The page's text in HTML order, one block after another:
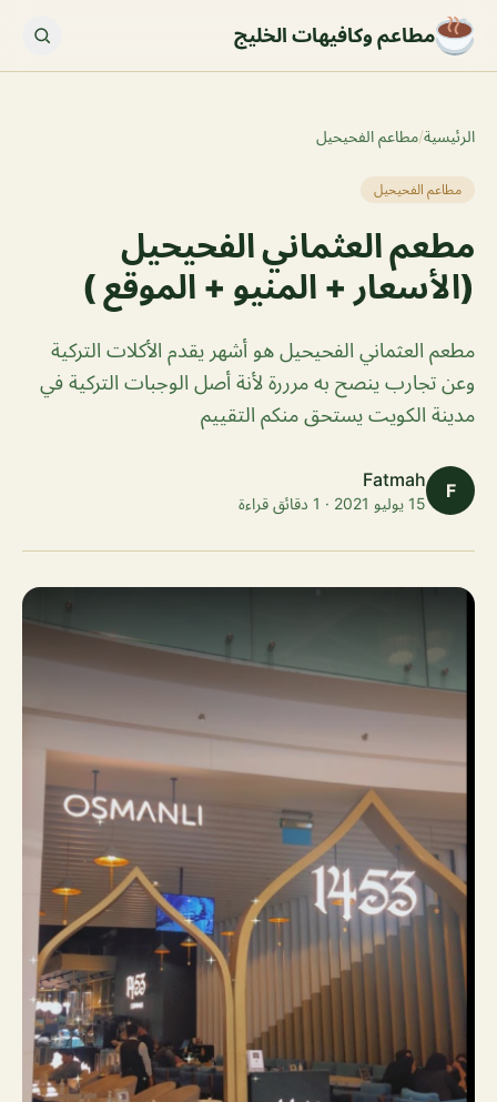
مطاعم وكافيهات الخليج
الرئيسية/مطاعم الفحيحيل
مطاعم الفحيحيل
مطعم العثماني الفحيحيل
(الأسعار + المنيو + الموقع )
مطعم العثماني الفحيحيل هو أشهر يقدم الأكلات التركية
وعن تجارب ينصح به مرررة لأنة أصل الوجبات التركية في
مدينة الكويت يستحق منكم التقييم
F
Fatmah
15 يوليو 2021 · 1 دقائق قراءة